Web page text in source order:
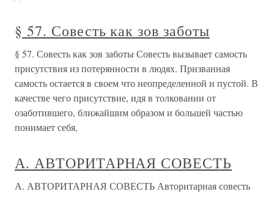
§ 57. Совесть как зов заботы
§ 57. Совесть как зов заботы Совесть вызывает самость
присутствия из потерянности в людях. Призванная
самость остается в своем что неопределенной и пустой. В
качестве чего присутствие, идя в толковании от
озаботившего, ближайшим образом и большей частью
понимает себя,
А. АВТОРИТАРНАЯ СОВЕСТЬ
А. АВТОРИТАРНАЯ СОВЕСТЬ Авторитарная совесть